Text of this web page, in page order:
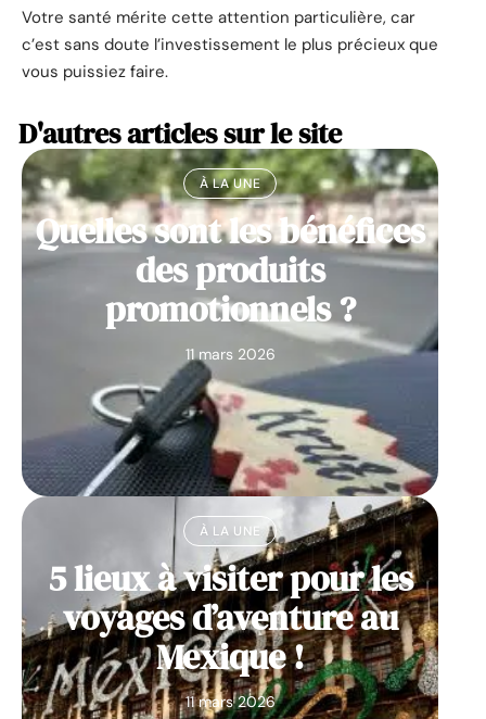
Votre santé mérite cette attention particulière, car
c’est sans doute l’investissement le plus précieux que
vous puissiez faire.
D'autres articles sur le site
À LA UNE
Quelles sont les bénéfices
des produits
promotionnels ?
11 mars 2026
À LA UNE
5 lieux à visiter pour les
voyages d’aventure au
Mexique !
11 mars 2026